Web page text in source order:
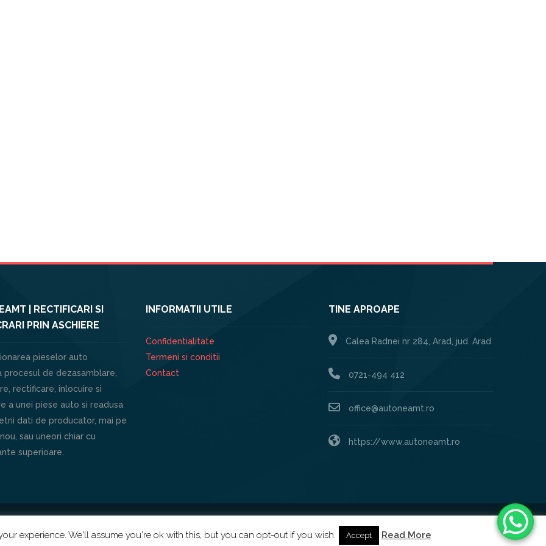
| RECTIFICARI SI
PRIN ASCHIERE
pieselor auto
procesul de dezasamblare,
rectificare, inlocuire si
a unei piese auto si readusa
dati de producator, mai pe
sau uneori chiar cu
superioare.
INFORMATII UTILE
Confidentialitate
Termeni si conditii
Contact
TINE APROAPE
Calea Radnei nr 284, Arad, jud. Arad
0721-494 412
office@autoneamt.ro
https://www.autoneamt.ro
experience. We'll assume you're ok with this, but you can opt-out if you wish. Accept Read More